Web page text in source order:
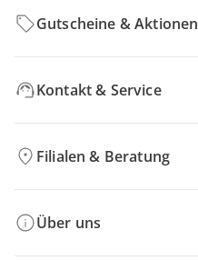
Gutscheine & Aktionen
Kontakt & Service
Filialen & Beratung
Über uns